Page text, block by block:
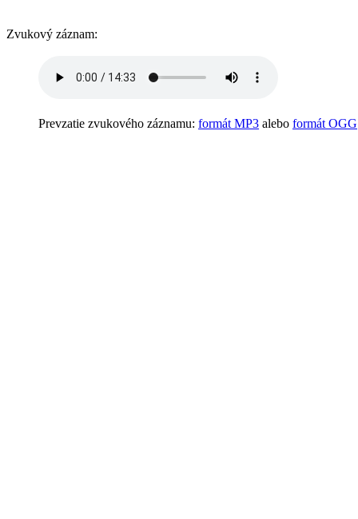
Zvukový záznam:
Prevzatie zvukového záznamu: formát MP3 alebo formát OGG